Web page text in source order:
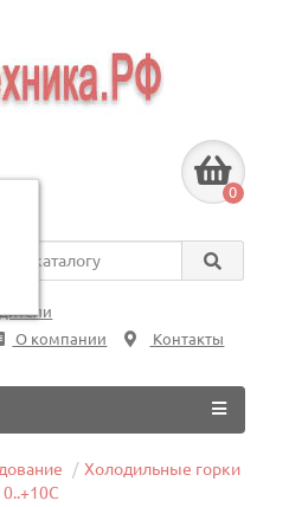
0
О компании Контакты
Холодильные горки